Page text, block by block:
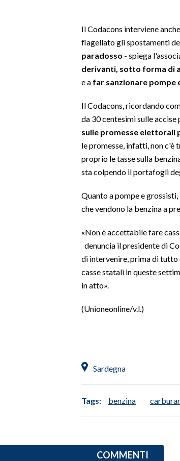
Il Codacons interviene
flagellato gli spostamenti
paradosso - spiega
derivanti, sotto forma di
e a far sanzionare pompe
Il Codacons, ricordando
da 30 centesimi sulle
sulle promesse elettorali
le promesse, infatti, non c'è
proprio le tasse sulla
sta colpendo il portafogli
Quanto a pompe e
che vendono la benzina a
«Non è accettabile fare
denuncia il presidente di
di intervenire, prima di tutto
casse statali in queste
in atto».
(Unioneonline/v.l.)
Sardegna
Tags: benzina
COMMENTI